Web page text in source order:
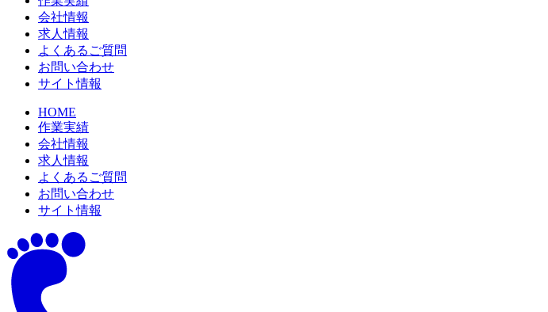
会社情報
求人情報
よくあるご質問
お問い合わせ
サイト情報
HOME
作業実績
会社情報
求人情報
よくあるご質問
お問い合わせ
サイト情報